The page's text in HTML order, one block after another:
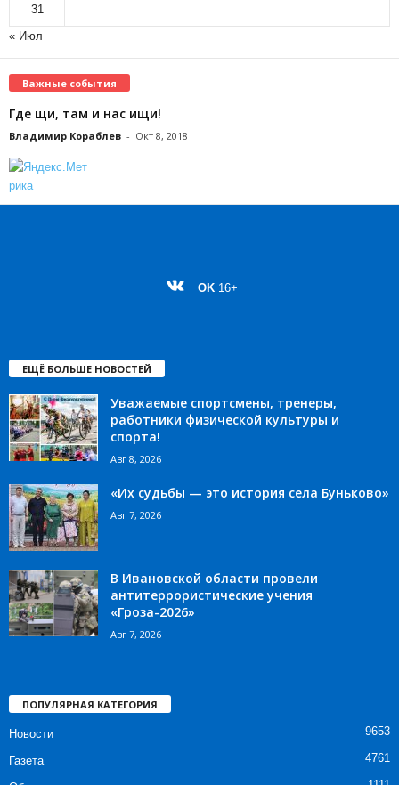
31
« Июл
Важные события
Где щи, там и нас ищи!
Владимир Кораблев - Окт 8, 2018
OK 16+
ЕЩЁ БОЛЬШЕ НОВОСТЕЙ
Уважаемые спортсмены, тренеры,
работники физической культуры и
спорта!
Авг 8, 2026
«Их судьбы — это история села Буньково»
Авг 7, 2026
В Ивановской области провели
антитеррористические учения
«Гроза-2026»
Авг 7, 2026
ПОПУЛЯРНАЯ КАТЕГОРИЯ
Новости 9653
Газета 4761